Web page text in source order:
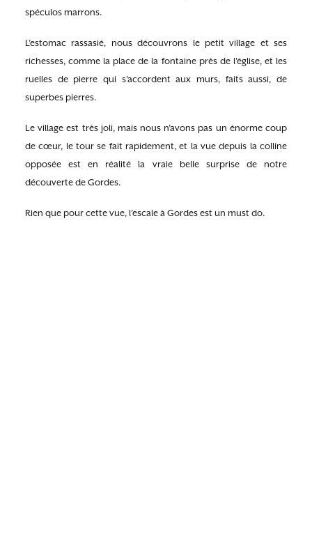
spéculos marrons.
L’estomac rassasié, nous découvrons le petit village et ses
richesses, comme la place de la fontaine près de l’église, et les
ruelles de pierre qui s’accordent aux murs, faits aussi, de
superbes pierres.
Le village est très joli, mais nous n’avons pas un énorme coup
de cœur, le tour se fait rapidement, et la vue depuis la colline
opposée est en réalité la vraie belle surprise de notre
découverte de Gordes.
Rien que pour cette vue, l’escale à Gordes est un must do.